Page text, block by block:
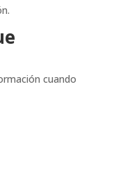
cuando